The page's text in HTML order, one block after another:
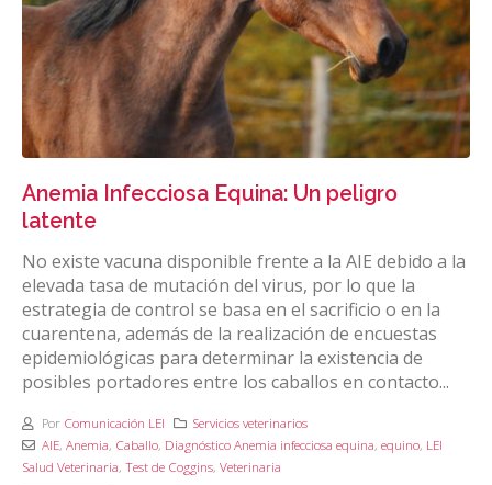
Anemia Infecciosa Equina: Un peligro
latente
No existe vacuna disponible frente a la AIE debido a la
elevada tasa de mutación del virus, por lo que la
estrategia de control se basa en el sacrificio o en la
cuarentena, además de la realización de encuestas
epidemiológicas para determinar la existencia de
posibles portadores entre los caballos en contacto...
Por Comunicación LEI
Servicios veterinarios
AIE, Anemia, Caballo, Diagnóstico Anemia infecciosa equina, equino, LEI
Salud Veterinaria, Test de Coggins, Veterinaria